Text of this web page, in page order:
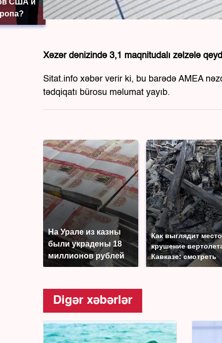
США и
Xəzər dənizində 3,1 maqnitudalı zəlzələ
Sitat.info xəbər verir ki, bu barədə AMEA
tədqiqatı bürosu məlumat yayıb.
На Урале из казны
были украдены 18
миллионов рублей
Как выглядит место
крушение
Кавказе: смотреть
Digər xəbərlər